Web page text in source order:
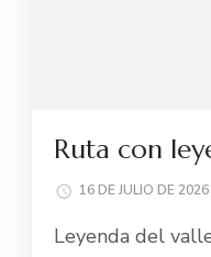
Ruta con
16 DE JULIO DE 2026
Leyenda del